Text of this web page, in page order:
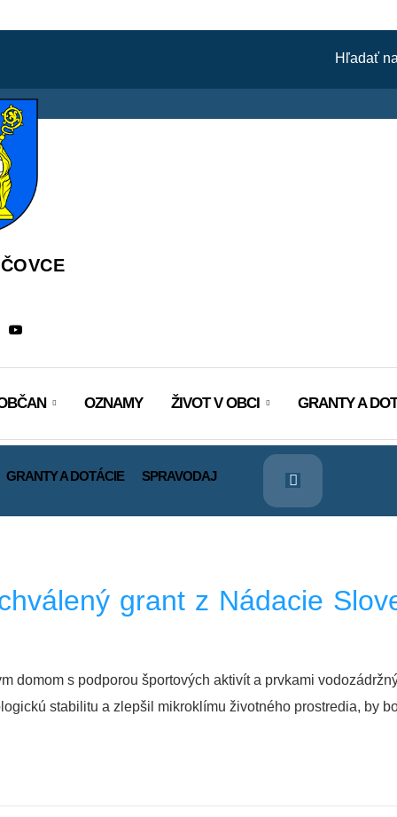
OZNAMY ŽIVOT V OBCI GRANTY A
GRANTY A DOTÁCIE SPRAVODAJ
grant z Nádacie
domom s podporou športových aktivít a prvkami
stabilitu a zlepšil mikroklímu životného prostredia, by